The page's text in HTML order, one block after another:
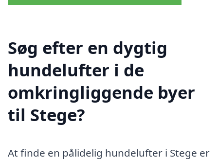
Søg efter en dygtig
hundelufter i de
omkringliggende byer
til Stege?
At finde en pålidelig hundelufter i Stege er